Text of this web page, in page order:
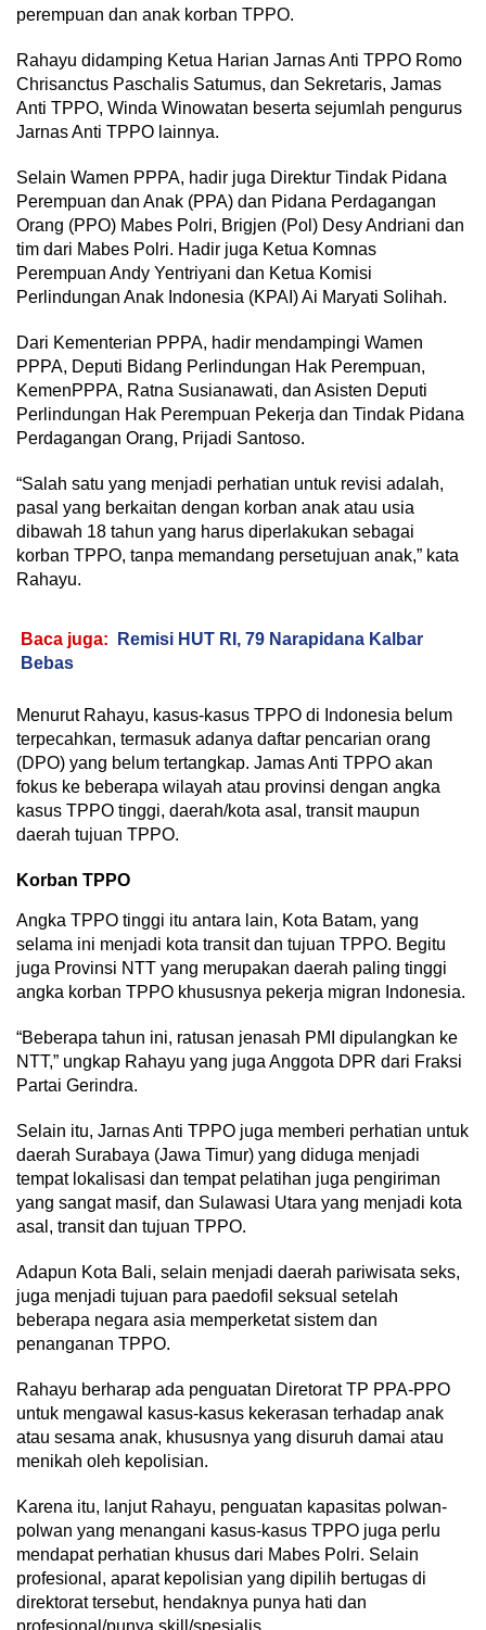
perempuan dan anak korban TΡΡΟ.
Rahayu didamping Ketua Harian Jarnas Anti TPPO Romo
Chrisanctus Paschalis Satumus, dan Sekretaris, Jamas
Anti TPPO, Winda Winowatan beserta sejumlah pengurus
Jarnas Anti TPPO lainnya.
Selain Wamen PPPA, hadir juga Direktur Tindak Pidana
Perempuan dan Anak (PPA) dan Pidana Perdagangan
Orang (PPO) Mabes Polri, Brigjen (Pol) Desy Andriani dan
tim dari Mabes Polri. Hadir juga Ketua Komnas
Perempuan Andy Yentriyani dan Ketua Komisi
Perlindungan Anak Indonesia (KPAI) Ai Maryati Solihah.
Dari Kementerian PPPA, hadir mendampingi Wamen
PPPA, Deputi Bidang Perlindungan Hak Perempuan,
KemenPPPA, Ratna Susianawati, dan Asisten Deputi
Perlindungan Hak Perempuan Pekerja dan Tindak Pidana
Perdagangan Orang, Prijadi Santoso.
“Salah satu yang menjadi perhatian untuk revisi adalah,
pasal yang berkaitan dengan korban anak atau usia
dibawah 18 tahun yang harus diperlakukan sebagai
korban TPPO, tanpa memandang persetujuan anak,” kata
Rahayu.
Baca juga:
Remisi HUT RI, 79 Narapidana Kalbar
Bebas
Menurut Rahayu, kasus-kasus TPPO di Indonesia belum
terpecahkan, termasuk adanya daftar pencarian orang
(DPO) yang belum tertangkap. Jamas Anti TPPO akan
fokus ke beberapa wilayah atau provinsi dengan angka
kasus TPPO tinggi, daerah/kota asal, transit maupun
daerah tujuan TPPO.
Korban TPPO
Angka TPPO tinggi itu antara lain, Kota Batam, yang
selama ini menjadi kota transit dan tujuan TPPO. Begitu
juga Provinsi NTT yang merupakan daerah paling tinggi
angka korban TPPO khususnya pekerja migran Indonesia.
“Beberapa tahun ini, ratusan jenasah PMI dipulangkan ke
NTT,” ungkap Rahayu yang juga Anggota DPR dari Fraksi
Partai Gerindra.
Selain itu, Jarnas Anti TPPO juga memberi perhatian untuk
daerah Surabaya (Jawa Timur) yang diduga menjadi
tempat lokalisasi dan tempat pelatihan juga pengiriman
yang sangat masif, dan Sulawasi Utara yang menjadi kota
asal, transit dan tujuan TPPO.
Adapun Kota Bali, selain menjadi daerah pariwisata seks,
juga menjadi tujuan para paedofil seksual setelah
beberapa negara asia memperketat sistem dan
penanganan TΡΡΟ.
Rahayu berharap ada penguatan Diretorat TP PPA-PPO
untuk mengawal kasus-kasus kekerasan terhadap anak
atau sesama anak, khususnya yang disuruh damai atau
menikah oleh kepolisian.
Karena itu, lanjut Rahayu, penguatan kapasitas polwan-
polwan yang menangani kasus-kasus TPPO juga perlu
mendapat perhatian khusus dari Mabes Polri. Selain
profesional, aparat kepolisian yang dipilih bertugas di
direktorat tersebut, hendaknya punya hati dan